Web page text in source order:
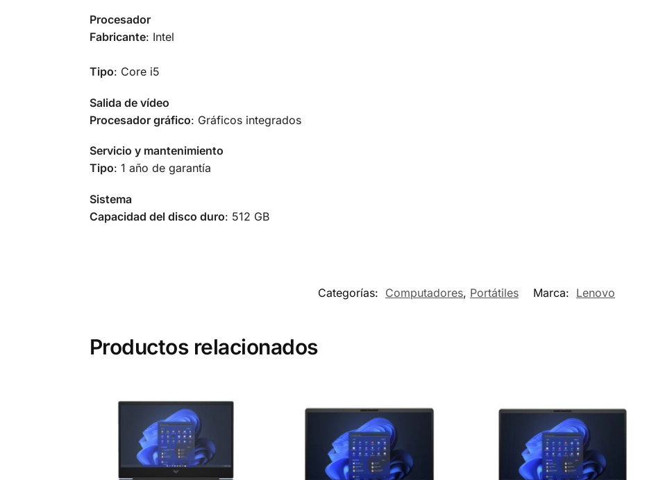
Procesador
Fabricante: Intel
Tipo: Core i5
Salida de vídeo
Procesador gráfico: Gráficos integrados
Servicio y mantenimiento
Tipo: 1 año de garantía
Sistema
Capacidad del disco duro: 512 GB
Categorías: Computadores, Portátiles Marca: Lenovo
Productos relacionados